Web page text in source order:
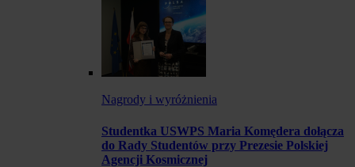
Nagrody i wyróżnienia
Studentka USWPS Maria Komędera dołącza
do Rady Studentów przy Prezesie Polskiej
Agencji Kosmicznej